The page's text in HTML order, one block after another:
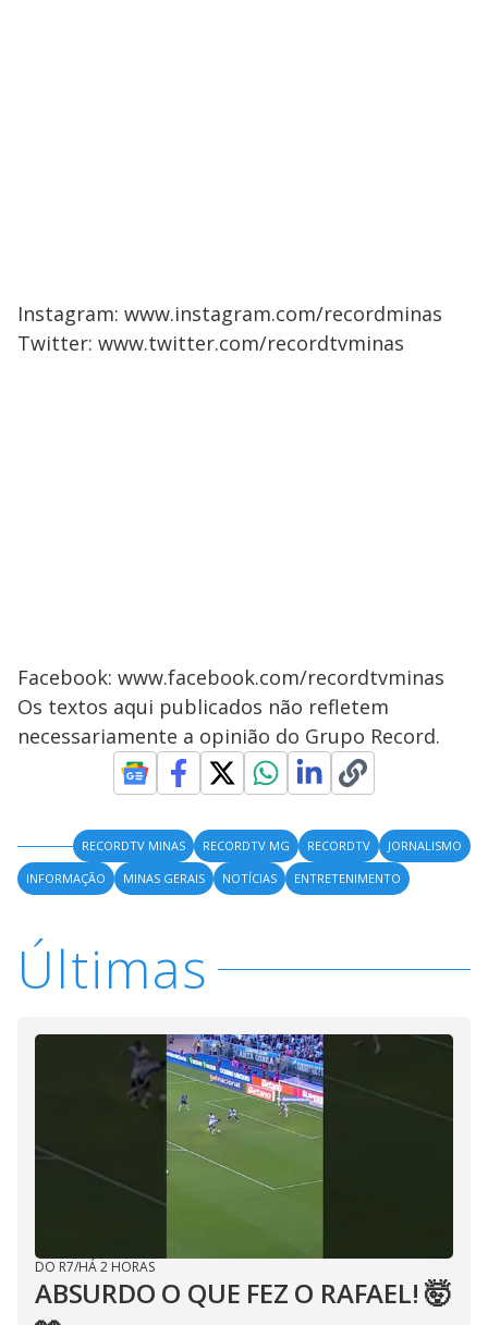
Instagram: www.instagram.com/recordminas
Twitter: www.twitter.com/recordtvminas
Facebook: www.facebook.com/recordtvminas
Os textos aqui publicados não refletem
necessariamente a opinião do Grupo Record.
RECORDTV MINAS RECORDTV MG RECORDTV
JORNALISMO
INFORMAÇÃO
MINAS GERAIS NOTÍCIAS ENTRETENIMENTO
Últimas
DO R7/HÁ 2 HORAS
ABSURDO O QUE FEZ O RAFAEL! 🤯